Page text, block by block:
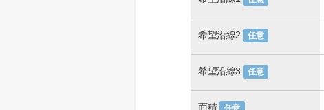
希望沿線2 任意
希望沿線3 任意
面積 任意